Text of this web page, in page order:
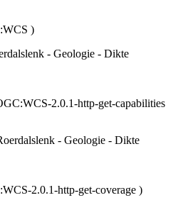
)
- Geologie - Dikte
2.0.1-http-get-capabilities
- Geologie - Dikte
2.0.1-http-get-coverage )